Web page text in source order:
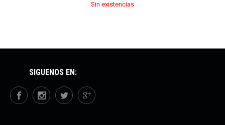
Sin existencias
SÍGUENOS EN: